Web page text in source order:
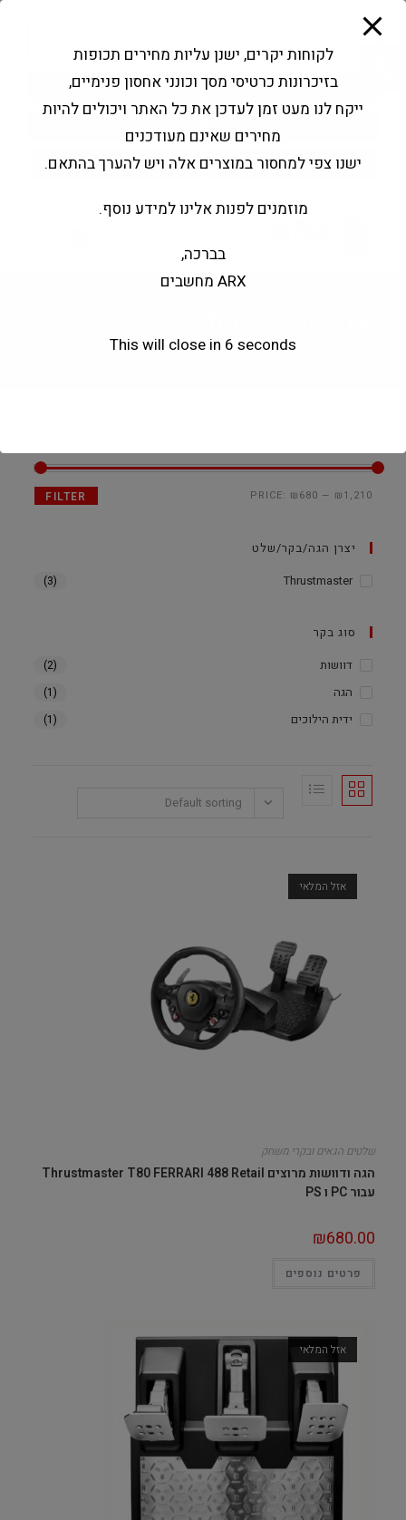
פתח סרגל נגישות
Products
search
החשבון שלי בקשה להצעה
Products
>
thrustmaster
FILTER PRICE: ₪680 — ₪1,210
יצרן הגה/בקר/שלט
Thrustmaster
(3)
סוג בקר
דוושות
(2)
הגה (1)
ידית הילוכים (1)
Default sorting
אזל המלאי
שלטים הגאים ובקרי משחק
הגה ודוושות מרוצים Thrustmaster T80 FERRARI 488 Retail
עבור PC ו PS
₪680.00
פרטים נוספים
אזל המלאי
לקוחות יקרים, ישנן עליות מחירים תכופות
בזיכרונות כרטיסי מסך וכונני אחסון פנימיים,
ייקח לנו מעט זמן לעדכן את כל האתר ויכולים להיות
מחירים שאינם מעודכנים
ישנו צפי למחסור במוצרים אלה ויש להערך בהתאם.
מוזמנים לפנות אלינו למידע נוסף.
בברכה,
ARX מחשבים
This will close in 5 seconds